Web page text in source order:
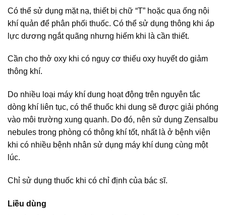
Có thể sử dụng mặt nạ, thiết bị chữ “T” hoặc qua ống nội
khí quản để phân phối thuốc. Có thể sử dụng thông khi áp
lực dương ngắt quãng nhưng hiếm khi là cần thiết.
Cần cho thở oxy khi có nguy cơ thiếu oxy huyết do giảm
thông khí.
Do nhiều loại máy khí dung hoạt động trên nguyên tắc
dòng khí liên tục, có thể thuốc khi dung sẽ được giải phóng
vào môi trường xung quanh. Do đó, nên sử dụng Zensalbu
nebules trong phòng có thông khí tốt, nhất là ở bệnh viện
khi có nhiều bệnh nhân sử dụng máy khí dung cùng một
lúc.
Chỉ sử dụng thuốc khi có chỉ định của bác sĩ.
Liều dùng